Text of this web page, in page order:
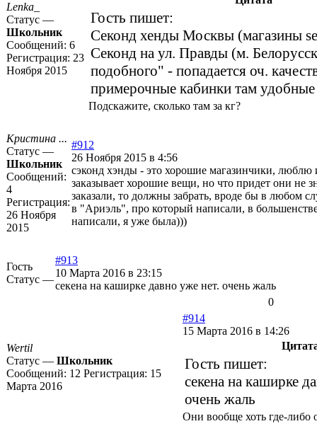
Lenka_
Статус —
Школьник
Сообщений: 6
Регистрация: 23
Ноября 2015
Гость пишет:
Секонд хенды Москвы (магазины
Секонд на ул. Правды (м.
подобного" - попадается оч.
примерочные кабинки там удобные
Подскажите, сколько там за кг?
Кристина ...
Статус —
Школьник
Сообщений:
4
Регистрация:
26 Ноября
2015
#912
26 Ноября 2015 в 4:56
сэконд хэнды - это хорошие магазинчики, люблю
заказывает хорошие вещи, но что придет они не
заказали, то должны забрать, вроде бы в любом
в "Ариэль", про который написали, в
написали, я уже была)))
Гость
Статус —
#913
10 Марта 2016 в 23:15
секена на каширке давно уже нет. очень жаль
0
Wertil
Статус — Школьник
Сообщений: 12 Регистрация: 15
Марта 2016
#914
15 Марта 2016 в 14:26
Гость пишет:
секена на каширке
очень жаль
Они вообще хоть где-либо